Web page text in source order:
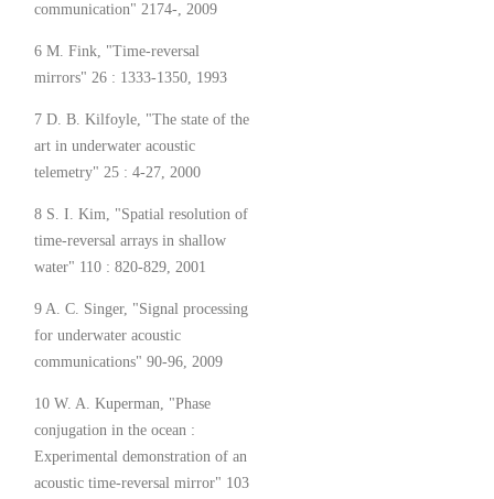
communication" 2174-, 2009
6 M. Fink, "Time-reversal
mirrors" 26 : 1333-1350, 1993
7 D. B. Kilfoyle, "The state of the
art in underwater acoustic
telemetry" 25 : 4-27, 2000
8 S. I. Kim, "Spatial resolution of
time-reversal arrays in shallow
water" 110 : 820-829, 2001
9 A. C. Singer, "Signal processing
for underwater acoustic
communications" 90-96, 2009
10 W. A. Kuperman, "Phase
conjugation in the ocean :
Experimental demonstration of an
acoustic time-reversal mirror" 103